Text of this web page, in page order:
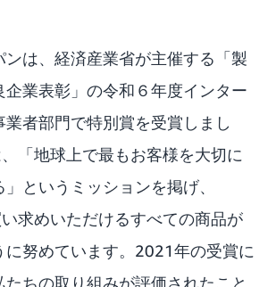
ンは、経済産業省が主催する 「製
企業表彰 」の令和６年度インター
業者部門で特別賞を受賞しまし
「地球上で最もお客様を大切に
というミッションを掲げ、
求めいただけるすべての商品が
に努めています。2021年の受賞に
ちの取り組みが評価されたこと